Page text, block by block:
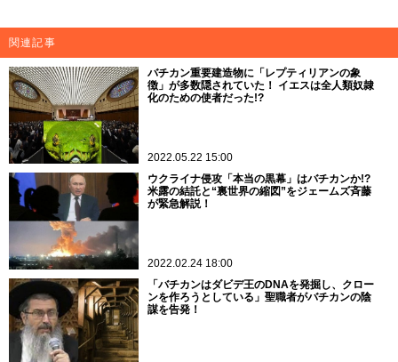
関連記事
バチカン重要建造物に「レプティリアンの象
徴」が多数隠されていた！ イエスは全人類奴隷
化のための使者だった!?
2022.05.22 15:00
ウクライナ侵攻「本当の黒幕」はバチカンか!?
米露の結託と“裏世界の縮図”をジェームズ斉藤
が緊急解説！
2022.02.24 18:00
「バチカンはダビデ王のDNAを発掘し、クロー
ンを作ろうとしている」聖職者がバチカンの陰
謀を告発！